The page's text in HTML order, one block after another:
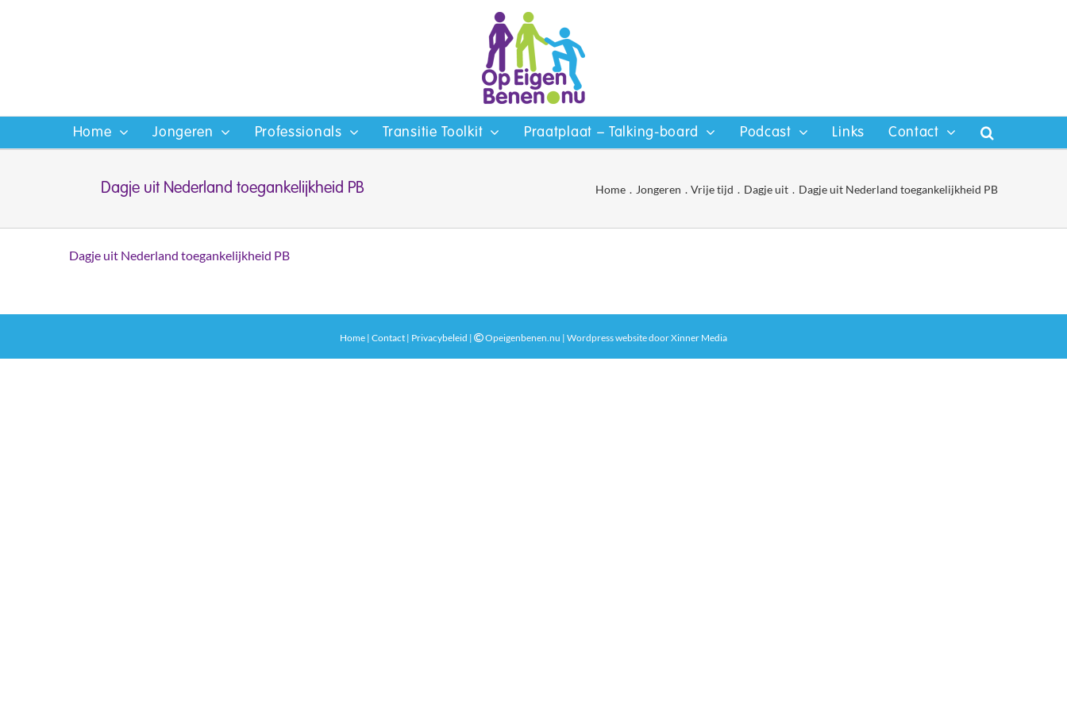
Home Jongeren Professionals Transitie Toolkit Praatplaat – Talking-board Podcast Links Contact
Dagje uit Nederland toegankelijkheid PB Home Jongeren Vrije tijd Dagje uit Dagje uit Nederland toegankelijkheid PB
Dagje uit Nederland toegankelijkheid PB
Home | Contact | Privacybeleid | Opeigenbenen.nu | Wordpress website doorXinner Media